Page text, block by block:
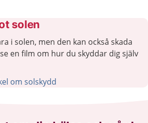
solen
i solen, men den kan också skada
en film om hur du skyddar dig själv
om solskydd